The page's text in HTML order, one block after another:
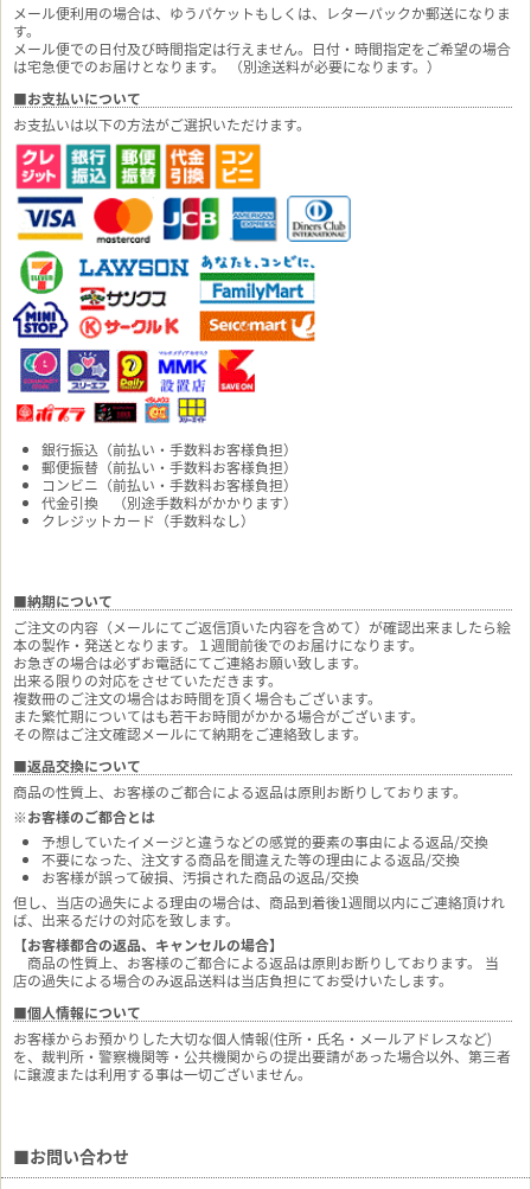
メール便利用の場合は、ゆうパケットもしくは、レターパックか郵送になりま
す。
メール便での日付及び時間指定は行えません。日付・時間指定をご希望の場合
は宅急便でのお届けとなります。 （別途送料が必要になります。）
■お支払いについて
お支払いは以下の方法がご選択いただけます。
銀行振込（前払い・手数料お客様負担）
郵便振替（前払い・手数料お客様負担）
コンビニ（前払い・手数料お客様負担）
代金引換 （別途手数料がかかります）
クレジットカード（手数料なし）
■納期について
ご注文の内容（メールにてご返信頂いた内容を含めて）が確認出来ましたら絵
本の製作・発送となります。１週間前後でのお届けになります。
お急ぎの場合は必ずお電話にてご連絡お願い致します。
出来る限りの対応をさせていただきます。
複数冊のご注文の場合はお時間を頂く場合もございます。
また繁忙期についてはも若干お時間がかかる場合がございます。
その際はご注文確認メールにて納期をご連絡致します。
■返品交換について
商品の性質上、お客様のご都合による返品は原則お断りしております。
※お客様のご都合とは
予想していたイメージと違うなどの感覚的要素の事由による返品/交換
不要になった、注文する商品を間違えた等の理由による返品/交換
お客様が誤って破損、汚損された商品の返品/交換
但し、当店の過失による理由の場合は、商品到着後1週間以内にご連絡頂けれ
ば、出来るだけの対応を致します。
【お客様都合の返品、キャンセルの場合】
商品の性質上、お客様のご都合による返品は原則お断りしております。 当
店の過失による場合のみ返品送料は当店負担にてお受けいたします。
■個人情報について
お客様からお預かりした大切な個人情報(住所・氏名・メールアドレスなど)
を、裁判所・警察機関等・公共機関からの提出要請があった場合以外、第三者
に譲渡または利用する事は一切ございません。
■お問い合わせ